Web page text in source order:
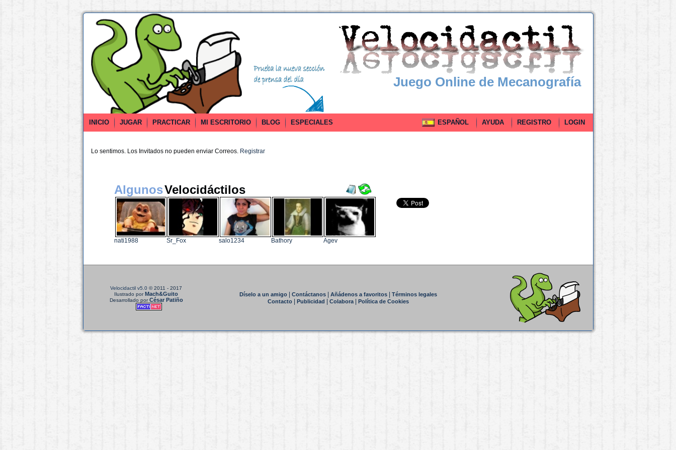
Juego Online de Mecanografía
INICIO JUGAR PRACTICAR MI ESCRITORIO BLOG ESPECIALES ESPAÑOL AYUDA REGISTRO LOGIN
Lo sentimos. Los Invitados no pueden enviar Correos. Registrar
AlgunosVelocidáctilos
nati1988 Sr_Fox salo1234 Bathory Agev
Velocidactil v5.0 © 2011 - 2017
Ilustrado porMach&Guito
Desarrollado porCésar Patiño
Díselo a un amigo| Contáctanos| Añádenos a favoritos|
Términos legales
Contacto| Publicidad Colabora| Política de Cookies